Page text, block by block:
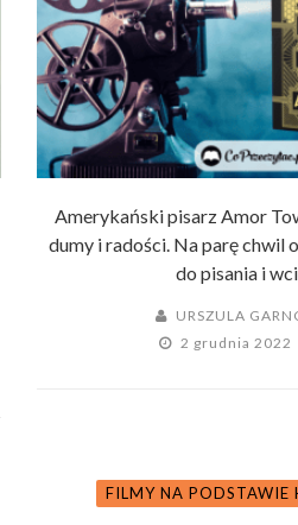
Amerykański pisarz Amor
dumy i radości. Na parę chwil
do pisania i
URSZULA
2 grudnia 2022
FILMY NA PODSTAWIE